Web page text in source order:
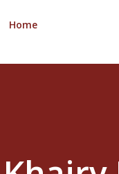
Home